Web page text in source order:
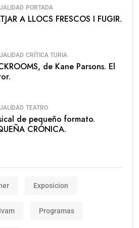
PORTADA
A LLOCS FRESCOS I FUGIR.
CRÍTICA TURIA
de Kane Parsons. El
TEATRO
de pequeño formato.
CRÓNICA.
Exposicion
Ivam Programas